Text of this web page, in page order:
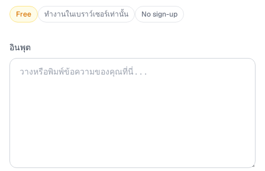
Free ทำงานในเบราว์เซอร์เท่านั้น No sign-up
อินพุต